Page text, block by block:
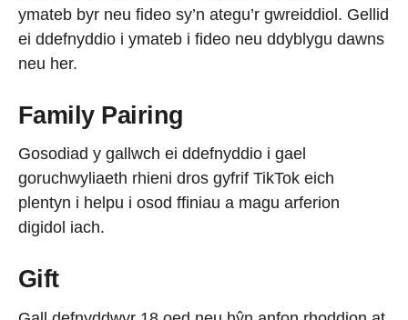
ymateb byr neu fideo sy’n ategu’r gwreiddiol. Gellid
ei ddefnyddio i ymateb i fideo neu ddyblygu dawns
neu her.
Family Pairing
Gosodiad y gallwch ei ddefnyddio i gael
goruchwyliaeth rhieni dros gyfrif TikTok eich
plentyn i helpu i osod ffiniau a magu arferion
digidol iach.
Gift